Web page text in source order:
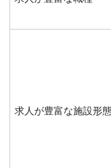
求人が豊富な施設形